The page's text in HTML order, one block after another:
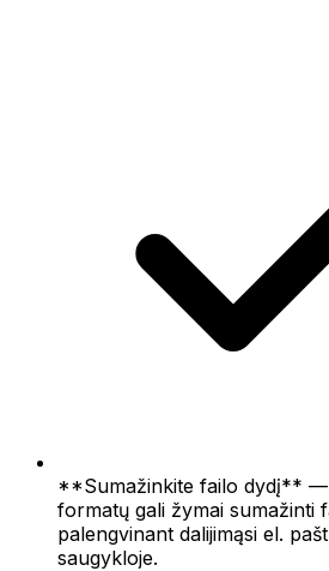
**Sumažinkite failo dydį** —
formatų gali žymai sumažinti
palengvinant dalijimąsi el.
saugykloje.